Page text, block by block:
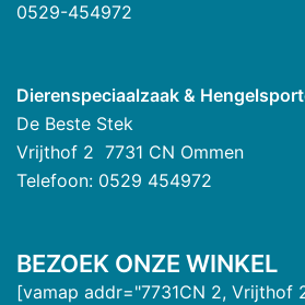
0529-454972
Dierenspeciaalzaak &
De Beste Stek
Vrijthof 2 7731 CN Ommen
Telefoon: 0529 454972
BEZOEK ONZE WINKEL
[vamap addr="7731CN 2, Vrijthof